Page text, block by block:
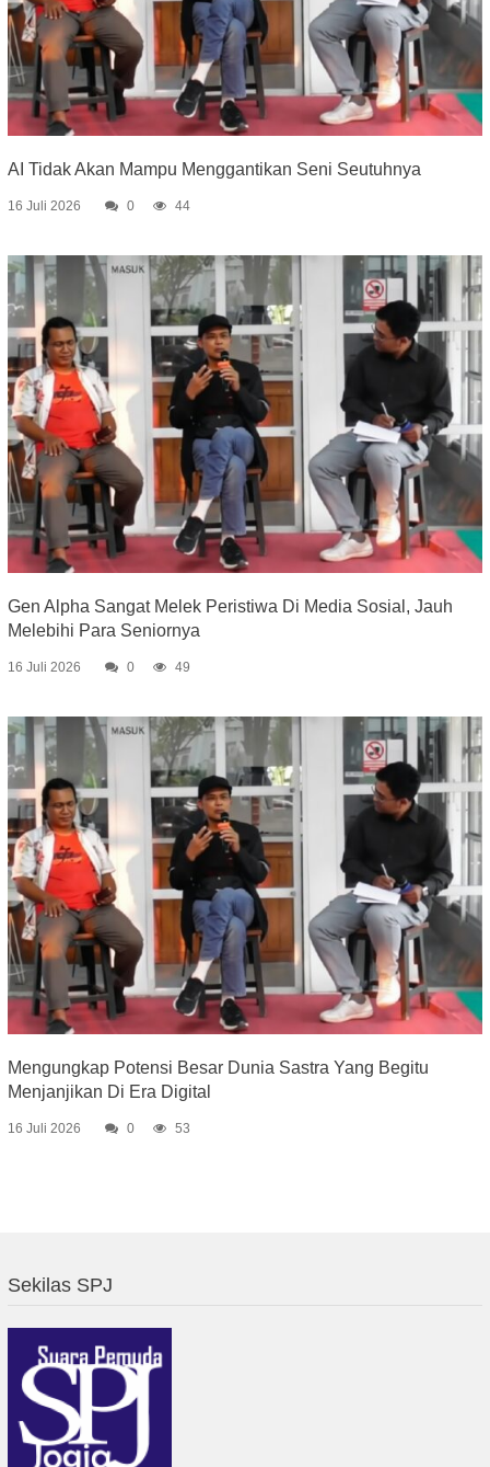
AI Tidak Akan Mampu Menggantikan Seni Seutuhnya
16 Juli 2026 0 44
Gen Alpha Sangat Melek Peristiwa Di Media Sosial, Jauh
Melebihi Para Seniornya
16 Juli 2026 0 49
Mengungkap Potensi Besar Dunia Sastra Yang Begitu
Menjanjikan Di Era Digital
16 Juli 2026 0 53
Sekilas SPJ